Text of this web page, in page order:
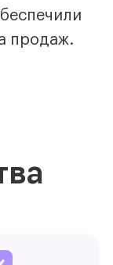
продаж.